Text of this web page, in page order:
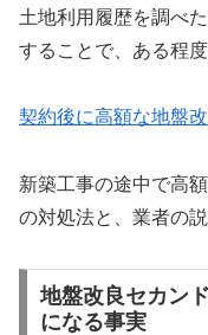
土地利用履歴を調べ
することで、ある程
契約後に高額な地盤
新築工事の途中で高
の対処法と、業者の
地盤改良セカン
になる事実